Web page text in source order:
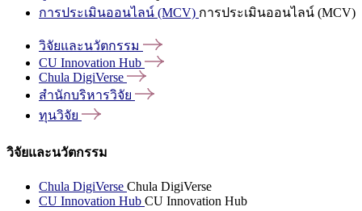
การประเมินออนไลน์ (MCV) การประเมินออนไลน์ (MCV)
วิจัยและนวัตกรรม
CU Innovation Hub
Chula DigiVerse
สำนักบริหารวิจัย
ทุนวิจัย
วิจัยและนวัตกรรม
Chula DigiVerse Chula DigiVerse
CU Innovation Hub CU Innovation Hub